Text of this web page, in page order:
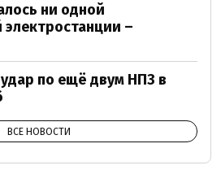
ни одной
–
по ещё двум НПЗ в
ВСЕ НОВОСТИ